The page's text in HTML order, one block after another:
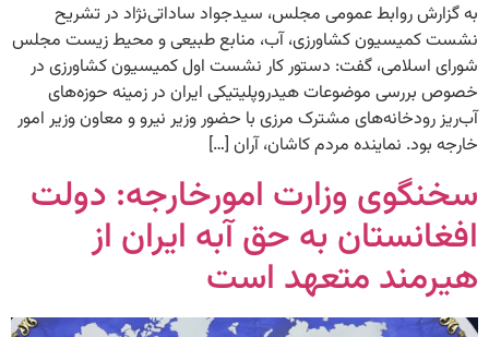
به گزارش روابط عمومی مجلس، سیدجواد ساداتی‌نژاد در تشریح
نشست‌ کمیسیون کشاورزی، آب، منابع طبیعی و محیط زیست مجلس
شورای اسلامی، گفت: دستور کار نشست اول کمیسیون کشاورزی در
خصوص بررسی موضوعات هیدروپلیتیکی ایران در زمینه حوزه‌های
آب‌ریز رودخانه‌های مشترک مرزی با حضور وزیر نیرو و معاون وزیر امور
خارجه بود. نماینده مردم کاشان، آران […]
سخنگوی وزارت امورخارجه: دولت
افغانستان به حق آبه ایران از
هیرمند متعهد است